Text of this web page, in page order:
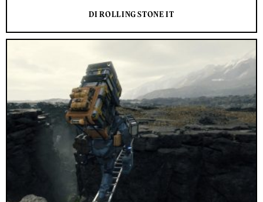
DI ROLLING STONE IT